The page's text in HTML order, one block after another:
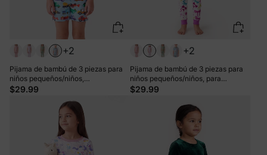
+2
Pijama de bambú de 3 piezas para
niños pequeños/niños,
Navidad/Halloween, 2 en 1, para las
$29.99
+2
Pijama de bambú de 3 piezas para
niños pequeños/niños, para
Navidad/Halloween, 2 en 1, para las
$29.99